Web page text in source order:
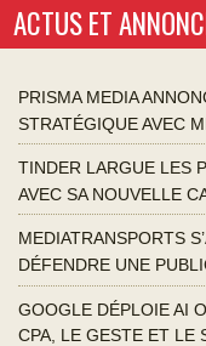
ACTUS ET
PRISMA MEDIA
STRATÉGIQUE AVEC
TINDER LARGUE LES
AVEC SA NOUVELLE
MEDIATRANSPORTS
DÉFENDRE UNE
GOOGLE DÉPLOIE AI
CPA, LE GESTE ET LE